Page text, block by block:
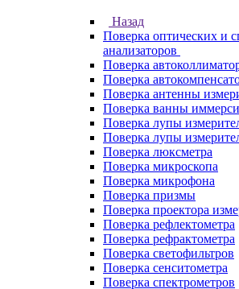
Назад
Поверка оптических и
анализаторов
Поверка
Поверка
Поверка антенны
Поверка ванны
Поверка лупы
Поверка лупы
Поверка люксметра
Поверка микроскопа
Поверка микрофона
Поверка призмы
Поверка проектора
Поверка рефлектометра
Поверка рефрактометра
Поверка светофильтров
Поверка сенситометра
Поверка спектрометров